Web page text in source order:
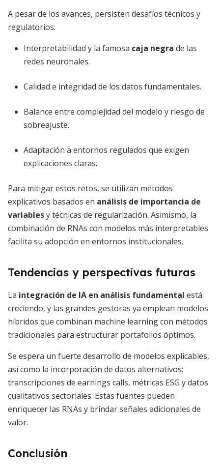
A pesar de los avances, persisten desafíos técnicos y
regulatorios:
Interpretabilidad y la famosa caja negra de las
redes neuronales.
Calidad e integridad de los datos fundamentales.
Balance entre complejidad del modelo y riesgo de
sobreajuste.
Adaptación a entornos regulados que exigen
explicaciones claras.
Para mitigar estos retos, se utilizan métodos
explicativos basados en análisis de importancia de
variablesy técnicas de regularización. Asimismo, la
combinación de RNAs con modelos más interpretables
facilita su adopción en entornos institucionales.
Tendencias y perspectivas futuras
La integración de IA en análisis fundamental está
creciendo, y las grandes gestoras ya emplean modelos
híbridos que combinan machine learning con métodos
tradicionales para estructurar portafolios óptimos.
Se espera un fuerte desarrollo de modelos explicables,
así como la incorporación de datos alternativos:
transcripciones de earnings calls, métricas ESG y datos
cualitativos sectoriales. Estas fuentes pueden
enriquecer las RNAs y brindar señales adicionales de
valor.
Conclusión